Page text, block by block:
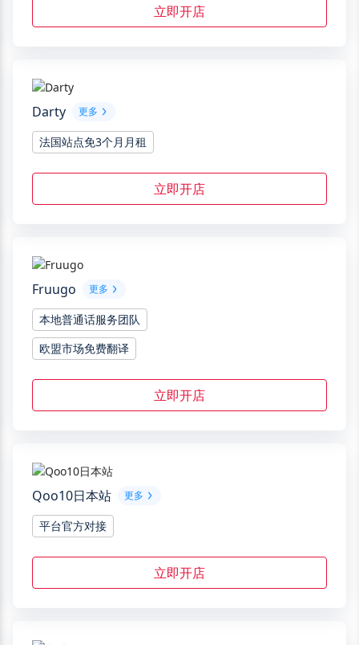
立即开店
Darty 更多
法国站点免3个月月租
立即开店
Fruugo 更多
本地普通话服务团队
欧盟市场免费翻译
立即开店
Qoo10日本站 更多
平台官方对接
立即开店